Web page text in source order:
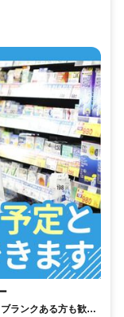
ランクある方も歓